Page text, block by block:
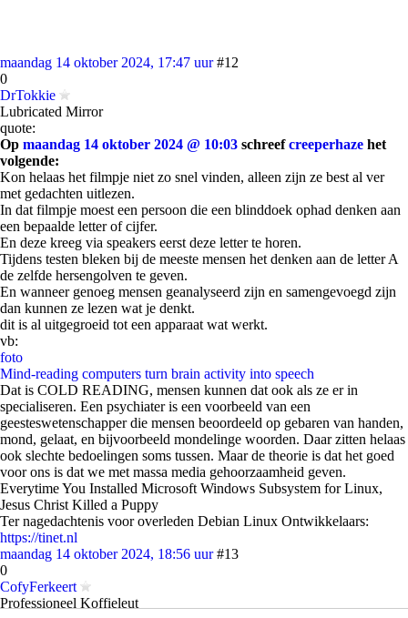
maandag 14 oktober 2024, 17:47 uur #12
0
DrTokkie
Lubricated Mirror
quote:
Op maandag 14 oktober 2024 @ 10:03 schreefcreeperhaze het
volgende:
Kon helaas het filmpje niet zo snel vinden, alleen zijn ze best al ver
met gedachten uitlezen.
In dat filmpje moest een persoon die een blinddoek ophad denken aan
een bepaalde letter of cijfer.
En deze kreeg via speakers eerst deze letter te horen.
Tijdens testen bleken bij de meeste mensen het denken aan de letter A
de zelfde hersengolven te geven.
En wanneer genoeg mensen geanalyseerd zijn en samengevoegd zijn
dan kunnen ze lezen wat je denkt.
dit is al uitgegroeid tot een apparaat wat werkt.
vb:
foto
Mind-reading computers turn brain activity into speech
Dat is COLD READING, mensen kunnen dat ook als ze er in
specialiseren. Een psychiater is een voorbeeld van een
geesteswetenschapper die mensen beoordeeld op gebaren van handen,
mond, gelaat, en bijvoorbeeld mondelinge woorden. Daar zitten helaas
ook slechte bedoelingen soms tussen. Maar de theorie is dat het goed
voor ons is dat we met massa media gehoorzaamheid geven.
Everytime You Installed Microsoft Windows Subsystem for Linux,
Jesus Christ Killed a Puppy
Ter nagedachtenis voor overleden Debian Linux Ontwikkelaars:
https://tinet.nl
maandag 14 oktober 2024, 18:56 uur #13
0
CofyFerkeert
Professioneel Koffieleut